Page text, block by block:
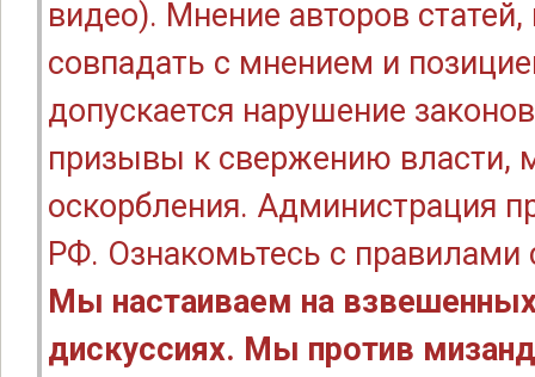
видео). Мнение авторов
совпадать с мнением и
допускается нарушение
призывы к свержению власти,
оскорбления. Администрация
РФ. Ознакомьтесь с правилами
Мы настаиваем на
дискуссиях. Мы против